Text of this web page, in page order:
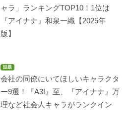
ャラ」ランキングTOP10！1位は
『アイナナ』和泉一織【2025年
版】
話題
会社の同僚にいてほしいキャラクタ
ー9選！『A3!』至、『アイナナ』万
理など社会人キャラがランクイン